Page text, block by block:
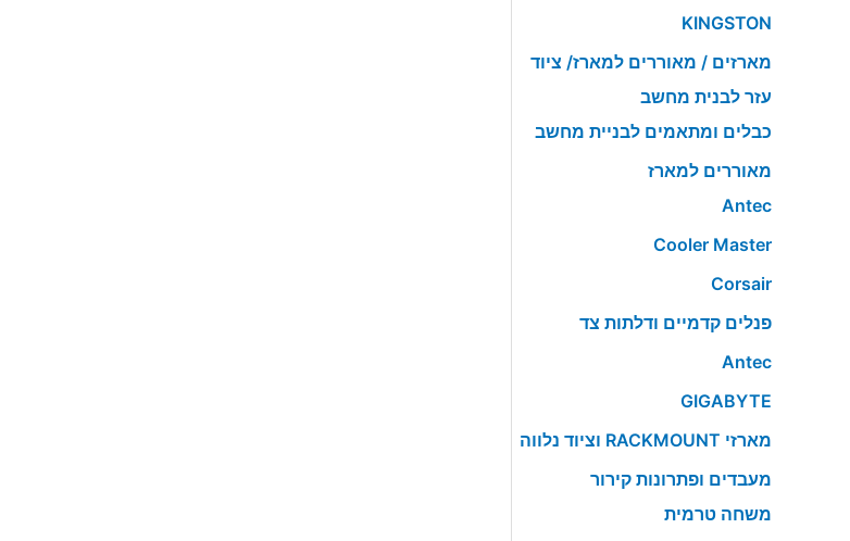
KINGSTON
מארזים / מאוררים למארז/ ציוד
עזר לבנית מחשב
כבלים ומתאמים לבניית מחשב
מאוררים למארז
Antec
Cooler Master
Corsair
פנלים קדמיים ודלתות צד
Antec
GIGABYTE
מארזי RACKMOUNT וציוד נלווה
מעבדים ופתרונות קירור
משחה טרמית